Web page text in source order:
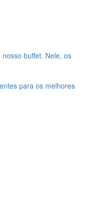
buffet. Nele, os
para os melhores